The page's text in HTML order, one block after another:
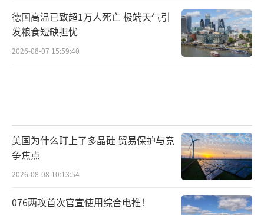
德国高温已致超1万人死亡 极端天气引
发粮食短缺担忧
2026-08-07 15:59:40
美国为什么盯上了多晶硅 贸易保护与竞
争焦点
2026-08-08 10:13:54
076两攻首次官宣使用综合电推！